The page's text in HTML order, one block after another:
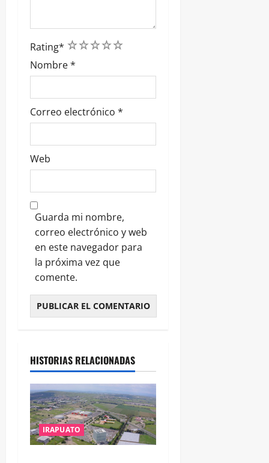
Rating* 5
4
3
2
1
Nombre*
Correo electrónico *
Web
Guarda mi nombre,
correo electrónico y web
en este navegador para
la próxima vez que
comente.
HISTORIAS RELACIONADAS
IRAPUATO